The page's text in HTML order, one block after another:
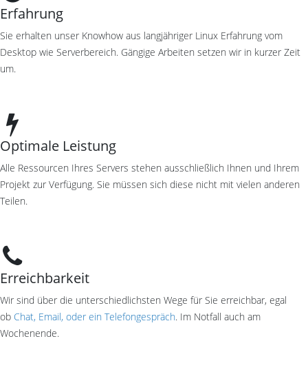
Erfahrung
Sie erhalten unser Knowhow aus langjähriger Linux Erfahrung vom
Desktop wie Serverbereich. Gängige Arbeiten setzen wir in kurzer Zeit
um.
Optimale Leistung
Alle Ressourcen Ihres Servers stehen ausschließlich Ihnen und Ihrem
Projekt zur Verfügung. Sie müssen sich diese nicht mit vielen anderen
Teilen.
Erreichbarkeit
Wir sind über die unterschiedlichsten Wege für Sie erreichbar, egal
ob Chat, Email, oder ein Telefongespräch. Im Notfall auch am
Wochenende.